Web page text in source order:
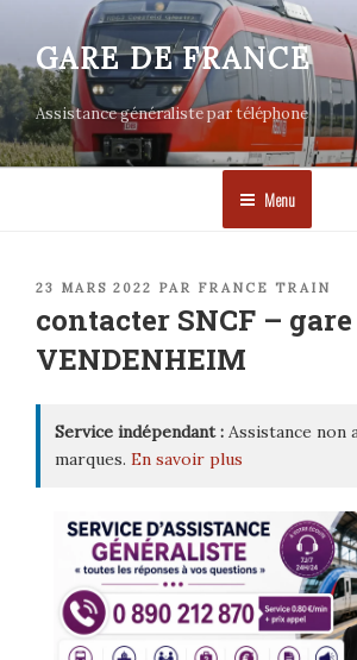
contenu
principal
GARE DE FRANCE
Assistance généraliste par téléphone
Menu
PUBLIÉ
23 MARS 2022 PAR FRANCE TRAIN
contacter SNCF – gare
VENDENHEIM
Service indépendant : Assistance non
marques. En savoir plus